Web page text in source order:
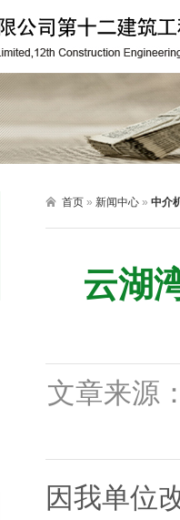
 首页 » 新闻中心 » 中介
云湖
文章来源
因我单位